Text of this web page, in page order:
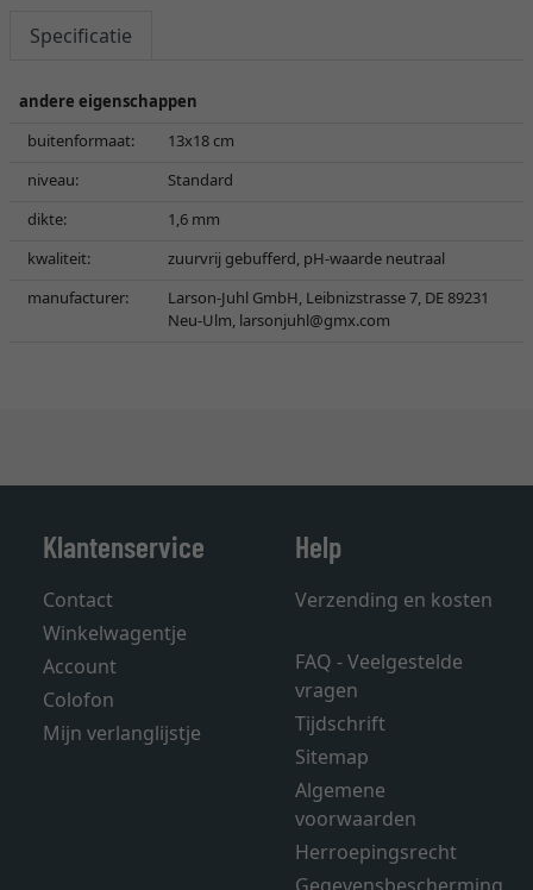
Specificatie
andere eigenschappen
buitenformaat:
13x18 cm
niveau:
Standard
dikte:
1,6 mm
kwaliteit:
zuurvrij gebufferd, pH-waarde neutraal
manufacturer:
Larson-Juhl GmbH, Leibnizstrasse 7, DE 89231
Neu-Ulm, larsonjuhl@gmx.com
Klantenservice
Contact
Winkelwagentje
Account
Colofon
Mijn verlanglijstje
Help
Verzending en kosten
FAQ - Veelgestelde
vragen
Tijdschrift
Sitemap
Algemene
voorwaarden
Herroepingsrecht